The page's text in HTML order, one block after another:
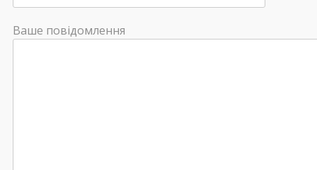
Ваше повідомлення